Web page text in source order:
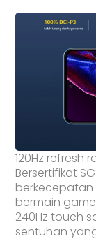
120Hz refresh
Bersertifikat
bermain
240Hz touch
sentuhan